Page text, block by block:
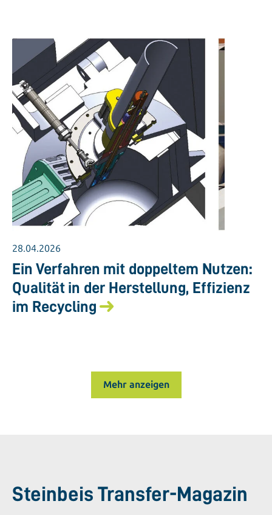
28.04.2026
Ein Verfahren mit doppeltem Nutzen:
Qualität in der Herstellung, Effizienz
im Recycling
Mehr anzeigen
Steinbeis Transfer-Magazin